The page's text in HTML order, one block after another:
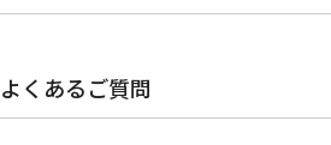
よくあるご質問